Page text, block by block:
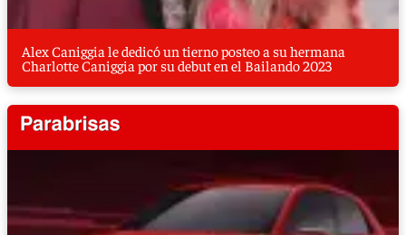
Alex Caniggia le dedicó un tierno posteo a su hermana
Charlotte Caniggia por su debut en el Bailando 2023